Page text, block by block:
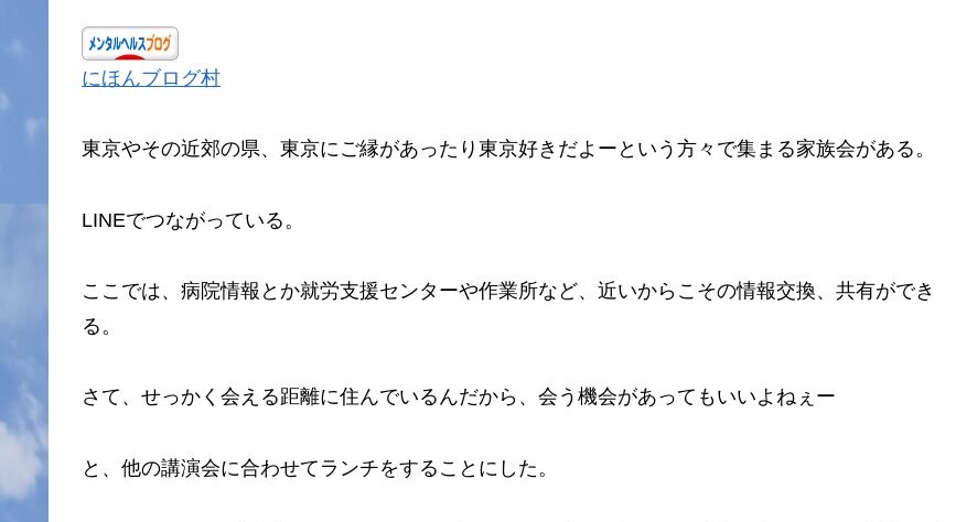
にほんブログ村
東京やその近郊の県、東京にご縁があったり東京好きだよーという方々で集まる家族会がある。
LINEでつながっている。
ここでは、病院情報とか就労支援センターや作業所など、近いからこその情報交換、共有ができ
る。
さて、せっかく会える距離に住んでいるんだから、会う機会があってもいいよねぇー
と、他の講演会に合わせてランチをすることにした。